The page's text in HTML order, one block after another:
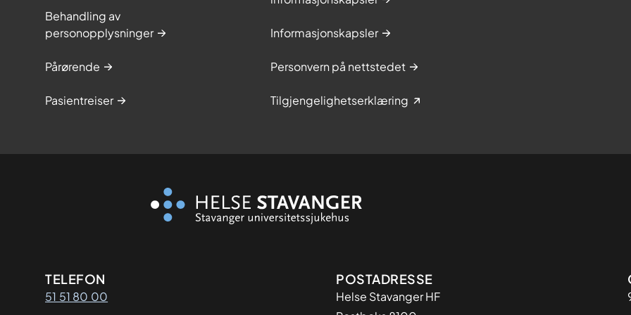
Behandling av
personopplysninger
Pårørende
Pasientreiser
Informasjonskapsler
Personvern på nettstedet
Tilgjengelighetserklæring
Kontaktinformasjon
TELEFON
51 51 80 00 Adresse
POSTADRESSE
Helse Stavanger HF